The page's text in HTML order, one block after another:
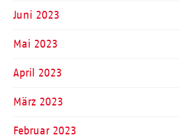
Juni 2023
Mai 2023
April 2023
März 2023
Februar 2023